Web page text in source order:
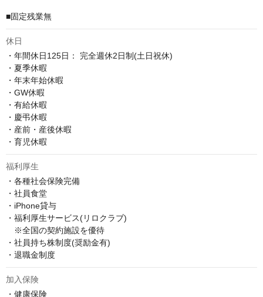
■固定残業無
休日
・年間休日125日： 完全週休2日制(土日祝休)
・夏季休暇
・年末年始休暇
・GW休暇
・有給休暇
・慶弔休暇
・産前・産後休暇
・育児休暇
福利厚生
・各種社会保険完備
・社員食堂
・iPhone貸与
・福利厚生サービス(リロクラブ)
※全国の契約施設を優待
・社員持ち株制度(奨励金有)
・退職金制度
加入保険
・健康保険